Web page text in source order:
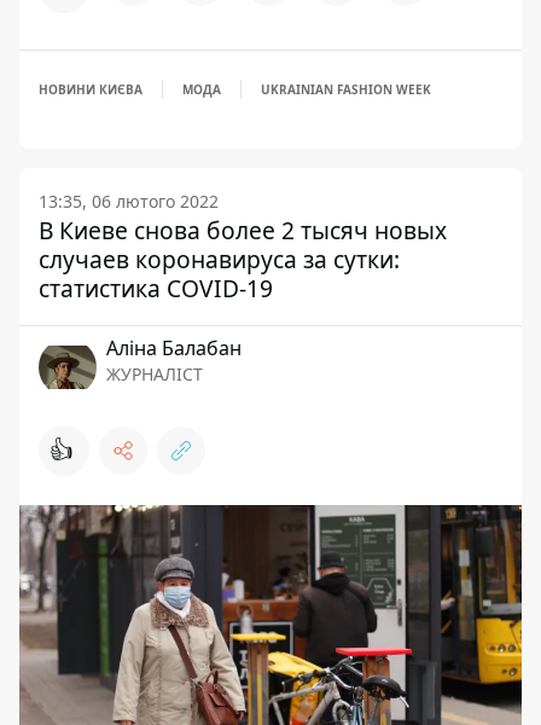
НОВИНИ КИЄВА МОДА UKRAINIAN FASHION WEEK
13:35, 06 лютого 2022
В Киеве снова более 2 тысяч новых
случаев коронавируса за сутки:
статистика COVID-19
Аліна Балабан
ЖУРНАЛІСТ
👍